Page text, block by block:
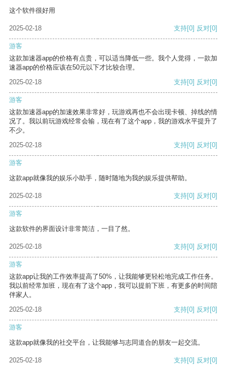
这个软件很好用
2025-02-18 支持[0] 反对[0]
游客
这款加速器app的价格有点贵，可以适当降低一些。我个人觉得，一款加
速器app的价格应该在50元以下才比较合理。
2025-02-18
支持[0] 反对[0]
游客
这款加速器app的加速效果非常好，玩游戏再也不会出现卡顿、掉线的情
况了。我以前玩游戏经常会输，现在有了这个app，我的游戏水平提升了
不少。
2025-02-18
支持[0] 反对[0]
游客
这款app就像我的娱乐小助手，随时随地为我的娱乐提供帮助。
2025-02-18 支持[0] 反对[0]
游客
这款软件的界面设计非常简洁，一目了然。
2025-02-18 支持[0] 反对[0]
游客
这款app让我的工作效率提高了50%，让我能够更轻松地完成工作任务。
我以前经常加班，现在有了这个app，我可以提前下班，有更多的时间陪
伴家人。
2025-02-18
支持[0] 反对[0]
游客
这款app就像我的社交平台，让我能够与志同道合的朋友一起交流。
2025-02-18 支持[0] 反对[0]